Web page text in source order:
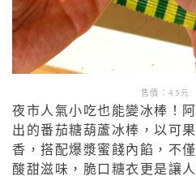
售價：45元
夜市人氣小吃也能變冰棒！
出的番茄糖葫蘆冰棒，以可
香，搭配爆漿蜜餞內餡，不
酸甜滋味，脆口糖衣更是讓